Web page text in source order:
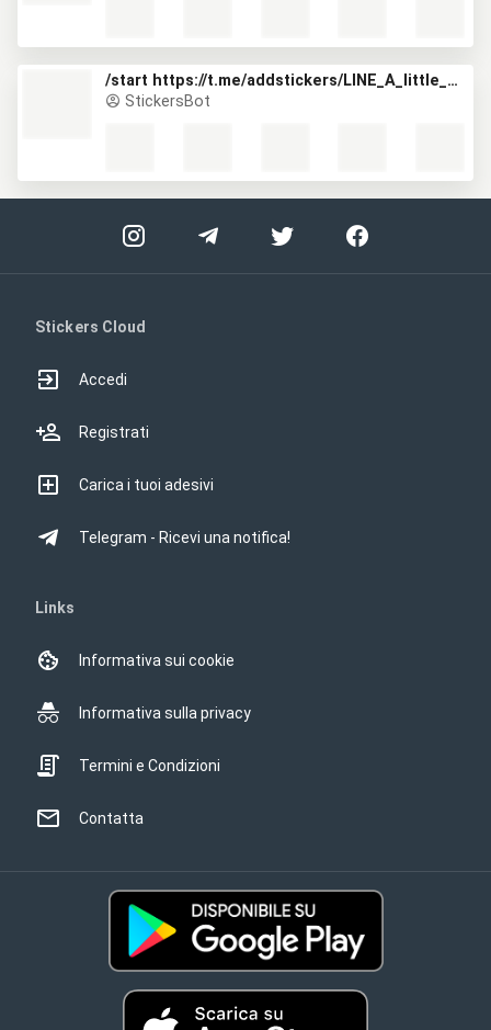
/start https://t.me/addstickers/LINE_A_little_girl_Alice_ENG
StickersBot
Stickers Cloud
Accedi
Registrati
Carica i tuoi adesivi
Telegram - Ricevi una notifica!
Links
Informativa sui cookie
Informativa sulla privacy
Termini e Condizioni
Contatta